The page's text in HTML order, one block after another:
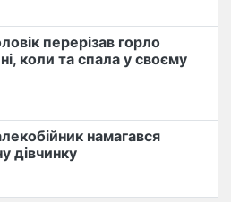
перерізав горло
коли та спала у своєму
намагався
дівчинку